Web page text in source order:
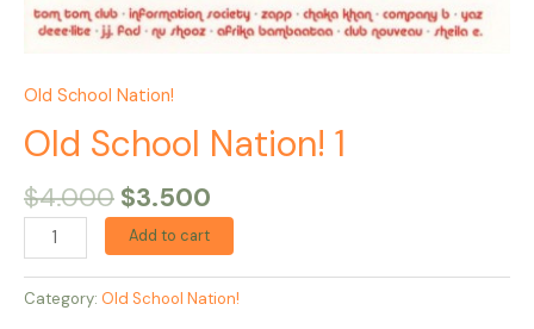
Old School Nation!
Old School Nation! 1
$4.000 $3.500
Add to cart
Category: Old School Nation!